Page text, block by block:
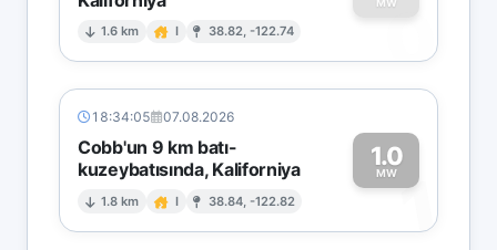
1.6 km I 38.82, -122.74
MW
0
18:34:05 07.08.2026
Cobb'un 9 km batı-
kuzeybatısında, Kaliforniya
1.8 km I 38.84, -122.82
1.0
MW1